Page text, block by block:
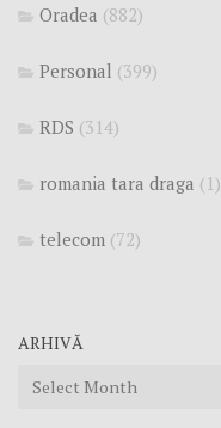
Oradea (882)
Personal (399)
RDS (314)
romania tara draga (1)
telecom (72)
ARHIVĂ
Arhivă